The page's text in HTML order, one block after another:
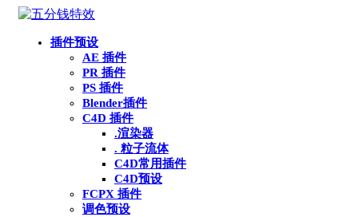
插件预设
AE 插件
PR 插件
PS 插件
Blender插件
C4D 插件
.渲染器
. 粒子流体
C4D常用插件
C4D预设
FCPX 插件
调色预设